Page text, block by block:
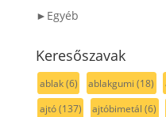
►Egyéb
Keresőszavak
ablak(6) ablakgumi (18)
ajtó(137) ajtóbimetál (6)